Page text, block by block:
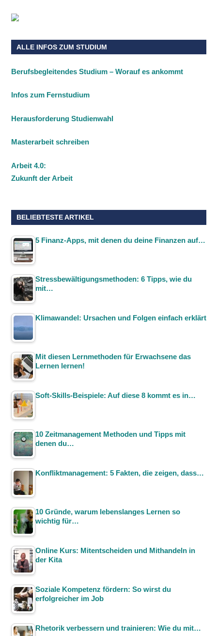
ALLE INFOS ZUM STUDIUM
Berufsbegleitendes Studium – Worauf es ankommt
Infos zum Fernstudium
Herausforderung Studienwahl
Masterarbeit schreiben
Arbeit 4.0:
Zukunft der Arbeit
BELIEBTESTE ARTIKEL
5 Finanz-Apps, mit denen du deine Finanzen auf…
Stressbewältigungsmethoden: 6 Tipps, wie du
mit…
Klimawandel: Ursachen und Folgen einfach erklärt
Mit diesen Lernmethoden für Erwachsene das
Lernen lernen!
Soft-Skills-Beispiele: Auf diese 8 kommt es in…
10 Zeitmanagement Methoden und Tipps mit
denen du…
Konfliktmanagement: 5 Fakten, die zeigen, dass…
10 Gründe, warum lebenslanges Lernen so
wichtig für…
Online Kurs: Mitentscheiden und Mithandeln in
der Kita
Soziale Kompetenz fördern: So wirst du
erfolgreicher im Job
Rhetorik verbessern und trainieren: Wie du mit…